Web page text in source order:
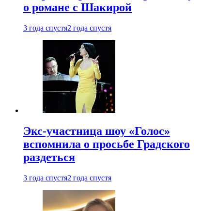
о романе с Шакирой
3 года спустя2 года спустя
Экс-участница шоу «Голос»
вспомнила о просьбе Градского
раздеться
3 года спустя2 года спустя